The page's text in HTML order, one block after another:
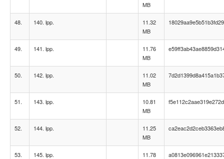
MB
48. 140. lpp.
11.32
MB
49. 141. lpp.
11.76
MB
50. 142. lpp.
11.02
MB
51. 143. lpp.
10.81
MB
52. 144. lpp.
11.25
MB
53. 145. lpp.
11.78